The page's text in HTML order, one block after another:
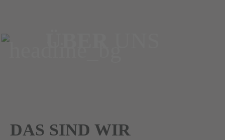
DAS SIND WIR